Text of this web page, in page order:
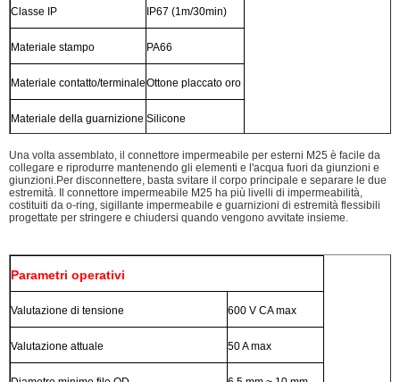
Classe IP IP67 (1m/30min)
Materiale stampo PA66
Materiale contatto/terminaleOttone placcato oro
Materiale della guarnizione Silicone
Una volta assemblato, il connettore impermeabile per esterni M25 è facile da
collegare e riprodurre mantenendo gli elementi e l'acqua fuori da giunzioni e
giunzioni.Per disconnettere, basta svitare il corpo principale e separare le due
estremità. Il connettore impermeabile M25 ha più livelli di impermeabilità,
costituiti da o-ring, sigillante impermeabile e guarnizioni di estremità flessibili
progettate per stringere e chiudersi quando vengono avvitate insieme.
Parametri operativi
Valutazione di tensione 600 V CA max
Valutazione attuale 50 A max